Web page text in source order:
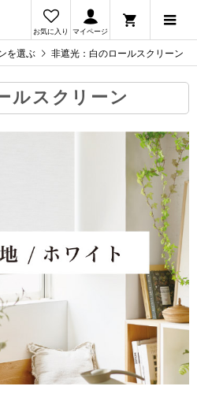
お気に入り マイページ
を選ぶ 非遮光：白のロールスクリーン
ルスクリーン